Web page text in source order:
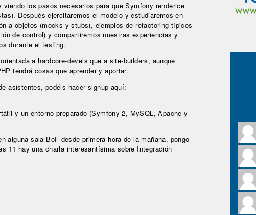
los pasos necesarios para que Symfony renderice
Después ejercitaremos el modelo y estudiaremos en
a objetos (mocks y stubs), ejemplos de refactoring típicos
de control) y compartiremos nuestras experiencias y
durante el testing.
a hardcore-devels que a site-builders, aunque
tendrá cosas que aprender y aportar.
asistentes, podéis hacer signup aquí:
y un entorno preparado (Symfony 2, MySQL, Apache y
alguna sala BoF desde primera hora de la mañana, pongo
11 hay una charla interesantísima sobre Integración